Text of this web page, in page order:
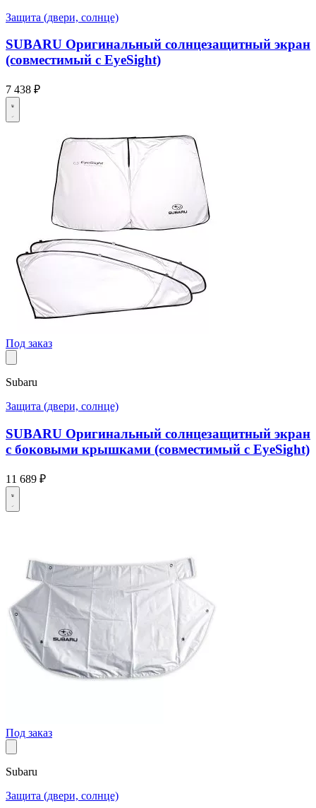
Защита (двери, солнце)
SUBARU Оригинальный солнцезащитный экран
(совместимый с EyeSight)
7 438 ₽
Под заказ
Subaru
Защита (двери, солнце)
SUBARU Оригинальный солнцезащитный экран
с боковыми крышками (совместимый с EyeSight)
11 689 ₽
Под заказ
Subaru
Защита (двери, солнце)